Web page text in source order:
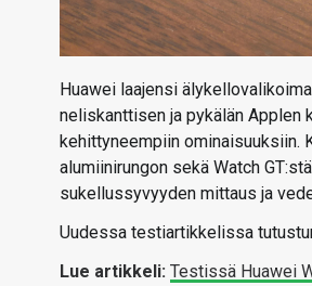
Huawei laajensi
neliskanttisen ja pykälän Applen
kehittyneempiin ominaisuuksiin.
alumiinirungon sekä Watch
sukellussyvyyden mittaus ja
Uudessa testiartikkelissa
Lue artikkeli: Testissä Huawei